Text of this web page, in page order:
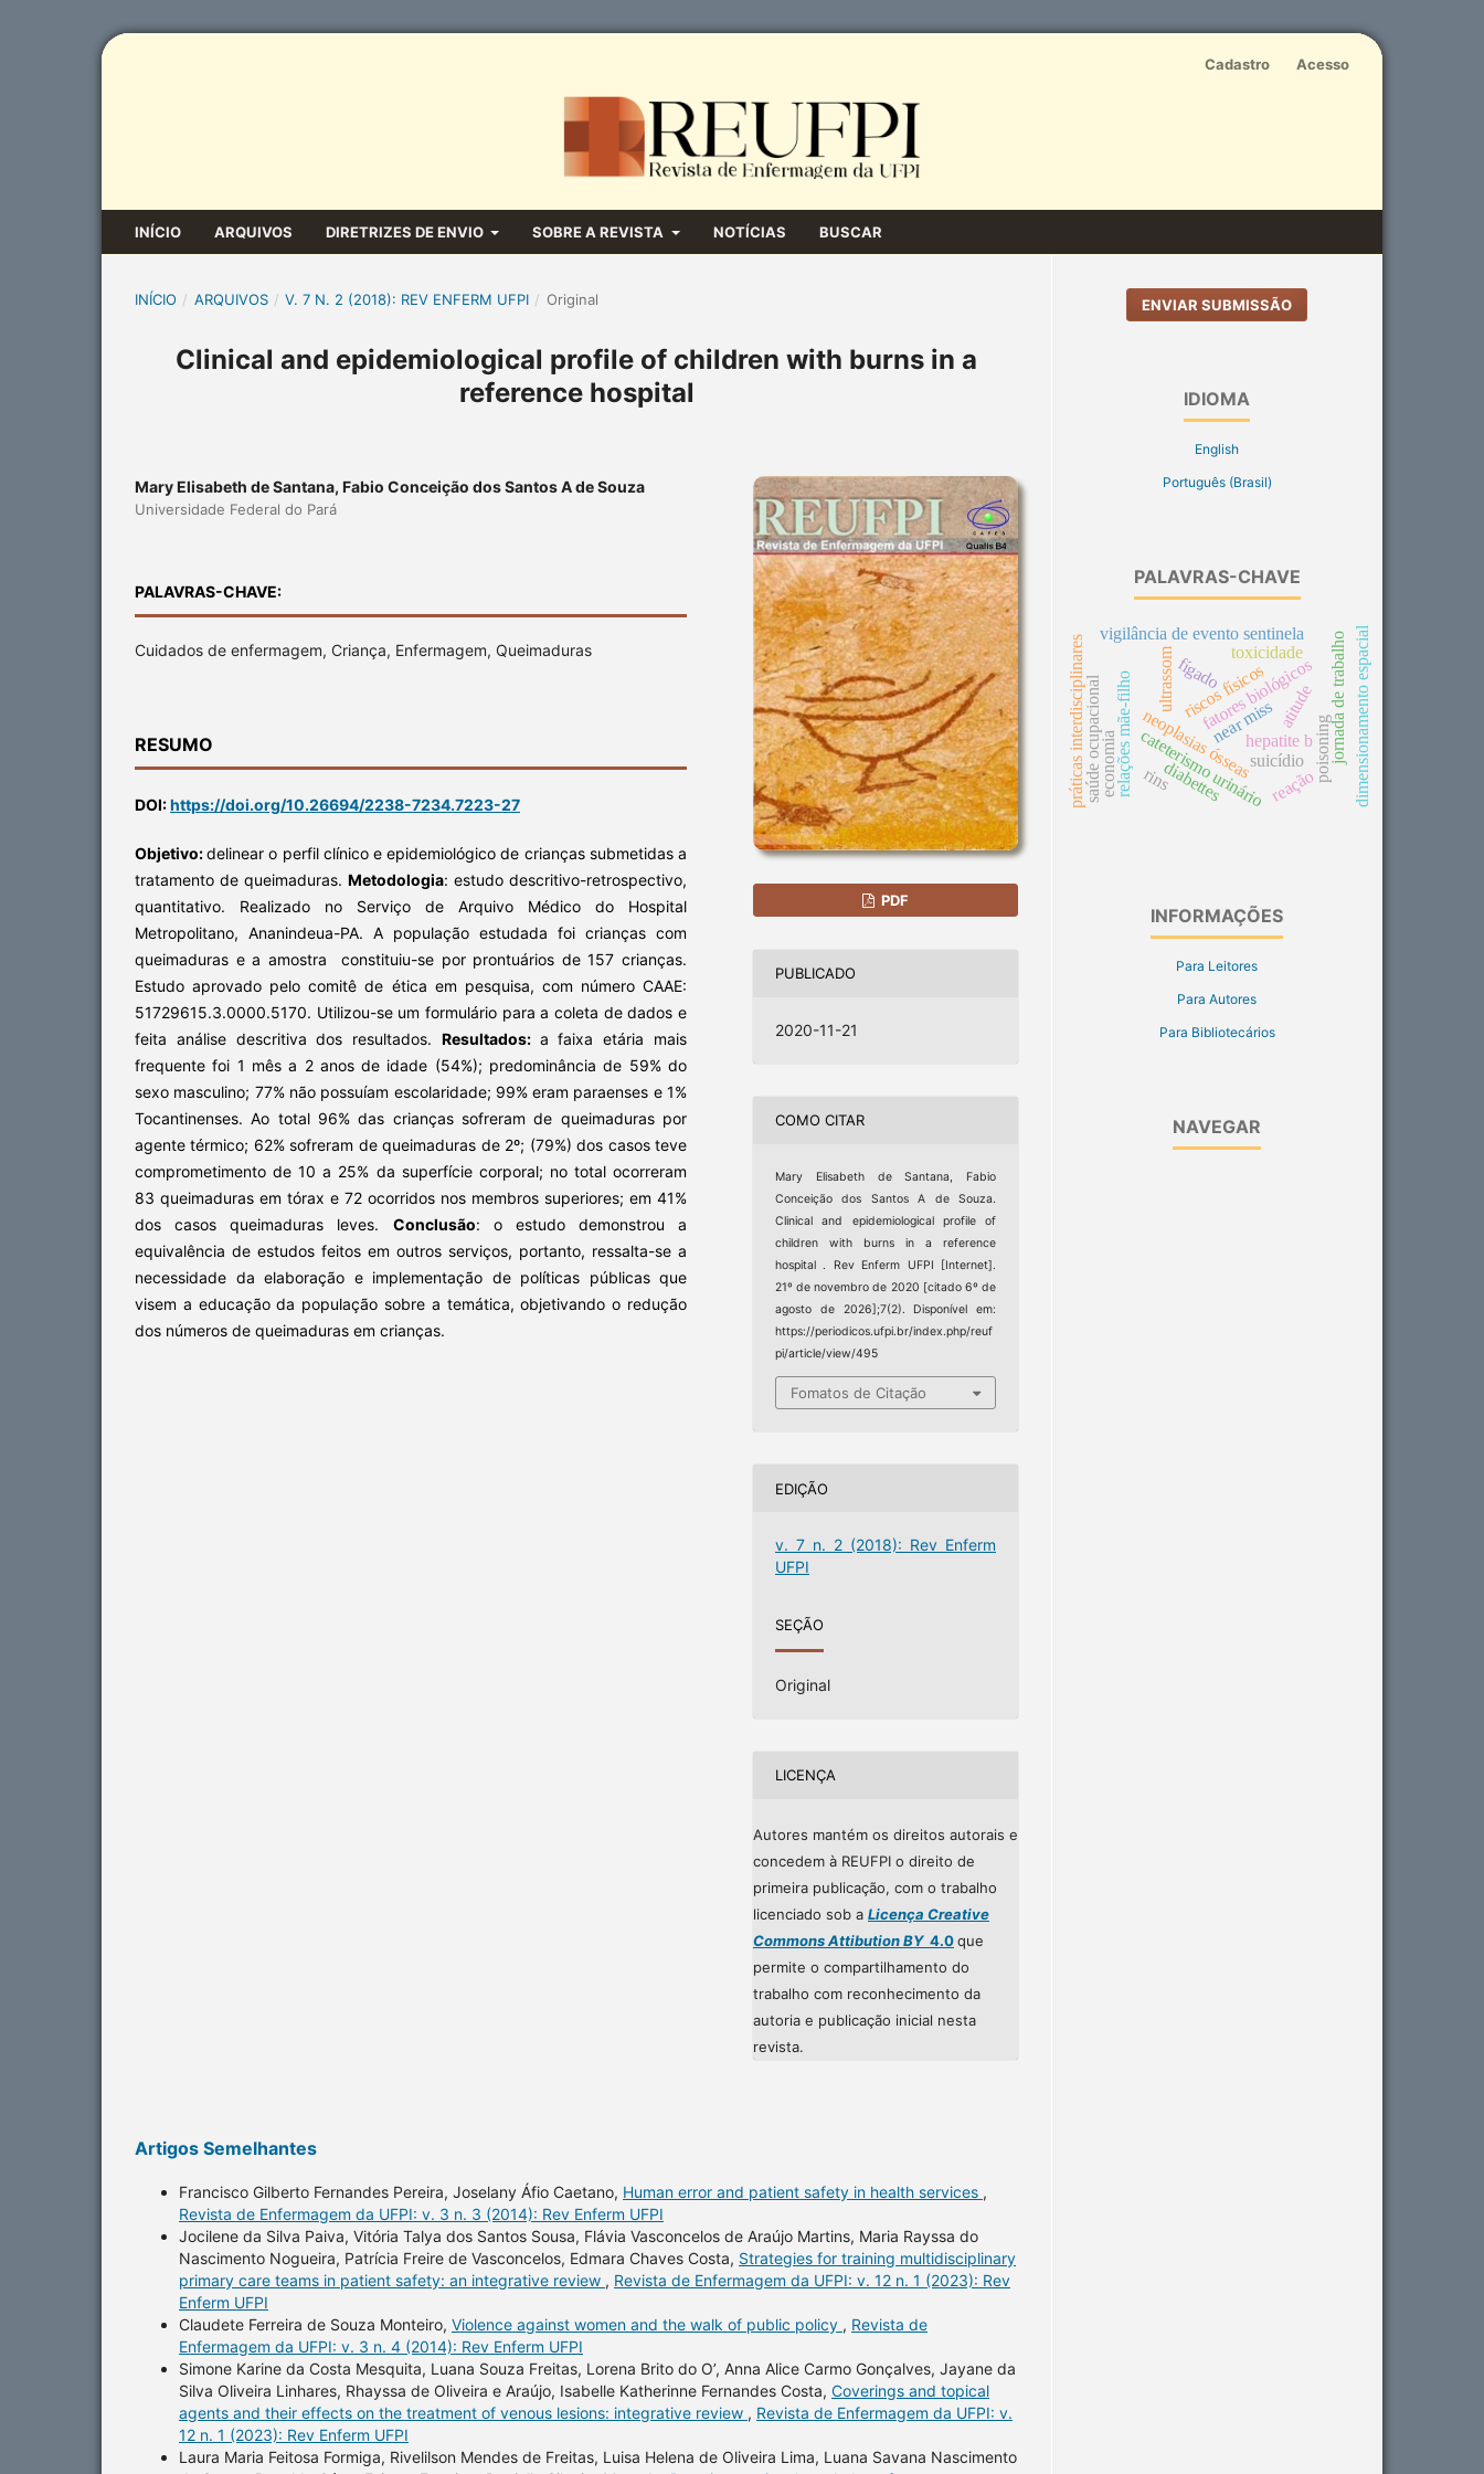
INÍCIO ARQUIVOS DIRETRIZES DE ENVIO SOBRE A REVISTA NOTÍCIAS BUSCAR
Cadastro Acesso
INÍCIO / ARQUIVOS / V. 7 N. 2 (2018): REV ENFERM UFPI / Original
Clinical and epidemiological profile of children with burns in a
reference hospital
Mary Elisabeth de Santana, Fabio Conceição dos Santos A de Souza
Universidade Federal do Pará
PALAVRAS-CHAVE:
Cuidados de enfermagem, Criança, Enfermagem, Queimaduras
RESUMO
DOI:https://doi.org/10.26694/2238-7234.7223-27
Objetivo:delinear o perfil clínico e epidemiológico de crianças submetidas a
tratamento de queimaduras. Metodologia: estudo descritivo-retrospectivo,
quantitativo. Realizado no Serviço de Arquivo Médico do Hospital
Metropolitano, Ananindeua-PA. A população estudada foi crianças com
queimaduras e a amostra constituiu-se por prontuários de 157 crianças.
Estudo aprovado pelo comitê de ética em pesquisa, com número CAAE:
51729615.3.0000.5170. Utilizou-se um formulário para a coleta de dados e
feita análise descritiva dos resultados. Resultados: a faixa etária mais
frequente foi 1 mês a 2 anos de idade (54%); predominância de 59% do
sexo masculino; 77% não possuíam escolaridade; 99% eram paraenses e 1%
Tocantinenses. Ao total 96% das crianças sofreram de queimaduras por
agente térmico; 62% sofreram de queimaduras de 2º; (79%) dos casos teve
comprometimento de 10 a 25% da superfície corporal; no total ocorreram
83 queimaduras em tórax e 72 ocorridos nos membros superiores; em 41%
dos casos queimaduras leves. Conclusão: o estudo demonstrou a
equivalência de estudos feitos em outros serviços, portanto, ressalta-se a
necessidade da elaboração e implementação de políticas públicas que
visem a educação da população sobre a temática, objetivando o redução
dos números de queimaduras em crianças.
PDF
PUBLICADO
2020-11-21
COMO CITAR
Mary Elisabeth de Santana, Fabio
Conceição dos Santos A de Souza.
Clinical and epidemiological profile of
children with burns in a reference
hospital . Rev Enferm UFPI [Internet].
21º de novembro de 2020 [citado 6º de
agosto de 2026];7(2). Disponível em:
https://periodicos.ufpi.br/index.php/reuf
pi/article/view/495
Fomatos de Citação
EDIÇÃO
v. 7 n. 2 (2018): Rev Enferm
UFPI
SEÇÃO
Original
LICENÇA
Autores mantém os direitos autorais e
concedem à REUFPI o direito de
primeira publicação, com o trabalho
licenciado sob a Licença Creative
Commons Attibution BY4.0que
permite o compartilhamento do
trabalho com reconhecimento da
autoria e publicação inicial nesta
revista.
Artigos Semelhantes
Francisco Gilberto Fernandes Pereira, Joselany Áfio Caetano, Human error and patient safety in health services ,
Revista de Enfermagem da UFPI: v. 3 n. 3 (2014): Rev Enferm UFPI
Jocilene da Silva Paiva, Vitória Talya dos Santos Sousa, Flávia Vasconcelos de Araújo Martins, Maria Rayssa do
Nascimento Nogueira, Patrícia Freire de Vasconcelos, Edmara Chaves Costa, Strategies for training multidisciplinary
primary care teams in patient safety: an integrative review , Revista de Enfermagem da UFPI: v. 12 n. 1 (2023): Rev
Enferm UFPI
Claudete Ferreira de Souza Monteiro, Violence against women and the walk of public policy , Revista de
Enfermagem da UFPI: v. 3 n. 4 (2014): Rev Enferm UFPI
Simone Karine da Costa Mesquita, Luana Souza Freitas, Lorena Brito do O’, Anna Alice Carmo Gonçalves, Jayane da
Silva Oliveira Linhares, Rhayssa de Oliveira e Araújo, Isabelle Katherinne Fernandes Costa, Coverings and topical
agents and their effects on the treatment of venous lesions: integrative review , Revista de Enfermagem da UFPI: v.
12 n. 1 (2023): Rev Enferm UFPI
Laura Maria Feitosa Formiga, Rivelilson Mendes de Freitas, Luisa Helena de Oliveira Lima, Luana Savana Nascimento
ENVIAR SUBMISSÃO
IDIOMA
English
Português (Brasil)
PALAVRAS-CHAVE
hepatite b
neoplasias ósseas poisoning
ultrassom
cateterismo urinário
near miss
vigilância de evento sentinela jornada de trabalho
relações mãe-filho dimensionamento espacial
riscos físicos
fatores biológicos
práticas interdisciplinares economia suicídio
reação
diabettes
toxicidade
fígado
rins
atitude
saúde ocupacional
INFORMAÇÕES
Para Leitores
Para Autores
Para Bibliotecários
NAVEGAR